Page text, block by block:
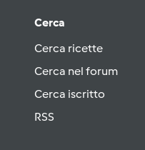
Cerca
Cerca ricette
Cerca nel forum
Cerca iscritto
RSS